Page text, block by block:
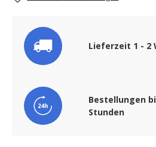
Lieferzeit 1 - 2
Bestellungen
Stunden